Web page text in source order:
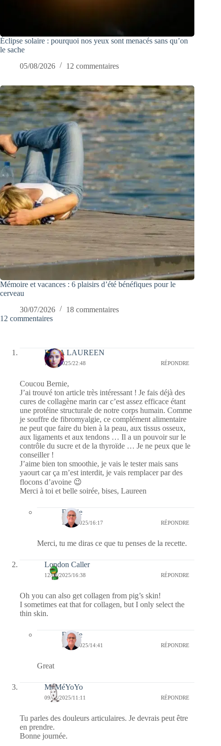
Éclipse solaire : pourquoi nos yeux sont menacés sans qu’on
le sache
05/08/2026
12 commentaires
Mémoire et vacances : 6 plaisirs d’été bénéfiques pour le
cerveau
30/07/2026
18 commentaires
12 commentaires
ELEA LAUREEN
17/08/2025/22:48 RÉPONDRE
Coucou Bernie,
J’ai trouvé ton article très intéressant ! Je fais déjà des
cures de collagène marin car c’est assez efficace étant
une protéine structurale de notre corps humain. Comme
je souffre de fibromyalgie, ce complément alimentaire
ne peut que faire du bien à la peau, aux tissus osseux,
aux ligaments et aux tendons … Il a un pouvoir sur le
contrôle du sucre et de la thyroïde … Je ne peux que le
conseiller !
J’aime bien ton smoothie, je vais le tester mais sans
yaourt car ça m’est interdit, je vais remplacer par des
flocons d’avoine 😉
Merci à toi et belle soirée, bises, Laureen
Bernie
18/08/2025/16:17 RÉPONDRE
Merci, tu me diras ce que tu penses de la recette.
London Caller
12/08/2025/16:38 RÉPONDRE
Oh you can also get collagen from pig’s skin!
I sometimes eat that for collagen, but I only select the
thin skin.
Bernie
15/08/2025/14:41 RÉPONDRE
Great
MéMéYoYo
09/08/2025/11:11 RÉPONDRE
Tu parles des douleurs articulaires. Je devrais peut être
en prendre.
Bonne journée.